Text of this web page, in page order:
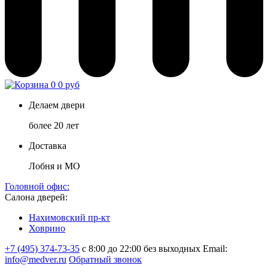
0 0 руб
Делаем двери
более 20 лет
Доставка
Лобня и МО
Головной офис:
Салона дверей:
Нахимовский пр-кт
Ховрино
+7 (495) 374-73-35 с 8:00 до 22:00 без выходных Email:
info@medver.ru Обратный звонок